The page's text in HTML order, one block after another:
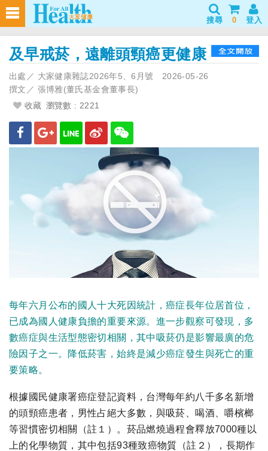
搜尋 0 登入
及早戒菸，遠離頭頸癌更健康
出處／ 大家健康雜誌2026年5、6月號 2026-05-26
撰文／ 張博雅(董氏基金會董事長)
收藏 瀏覽數 : 2221
每年六月公布的國人十大死因統計，癌症長年位居首位，
已成為國人健康負擔的重要來源。進一步觀察可發現，多
數癌症與生活型態密切相關，其中吸菸仍是影響最廣的危
險因子之一。降低菸害，始終是減少癌症發生與死亡的重
要策略。
根據國民健康署癌症登記資料，台灣每年約八千多名新增
的頭頸癌患者，男性占絕大多數，與吸菸、喝酒、嚼檳榔
等習慣密切相關（註１）。菸品燃燒過程會釋放7000種以
上的化學物質，其中包括93種致癌物質（註２），長期作